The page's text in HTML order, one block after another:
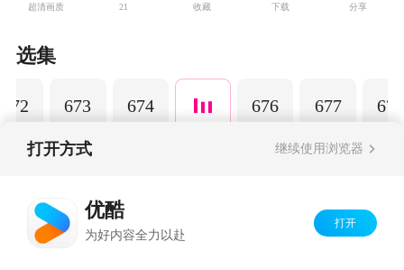
超清画质 21 收藏 下载 分享
选集
672 673 674 676 677 678
打开方式 继续使用浏览器
优酷
为好内容全力以赴
打开